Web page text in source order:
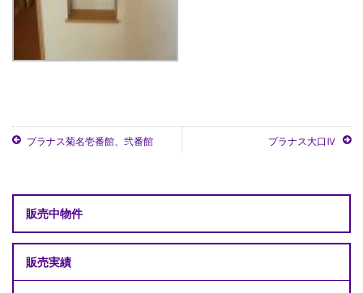
プラナス菊名壱番館、弐番館 プラナス大口Ⅳ
販売中物件
販売実績